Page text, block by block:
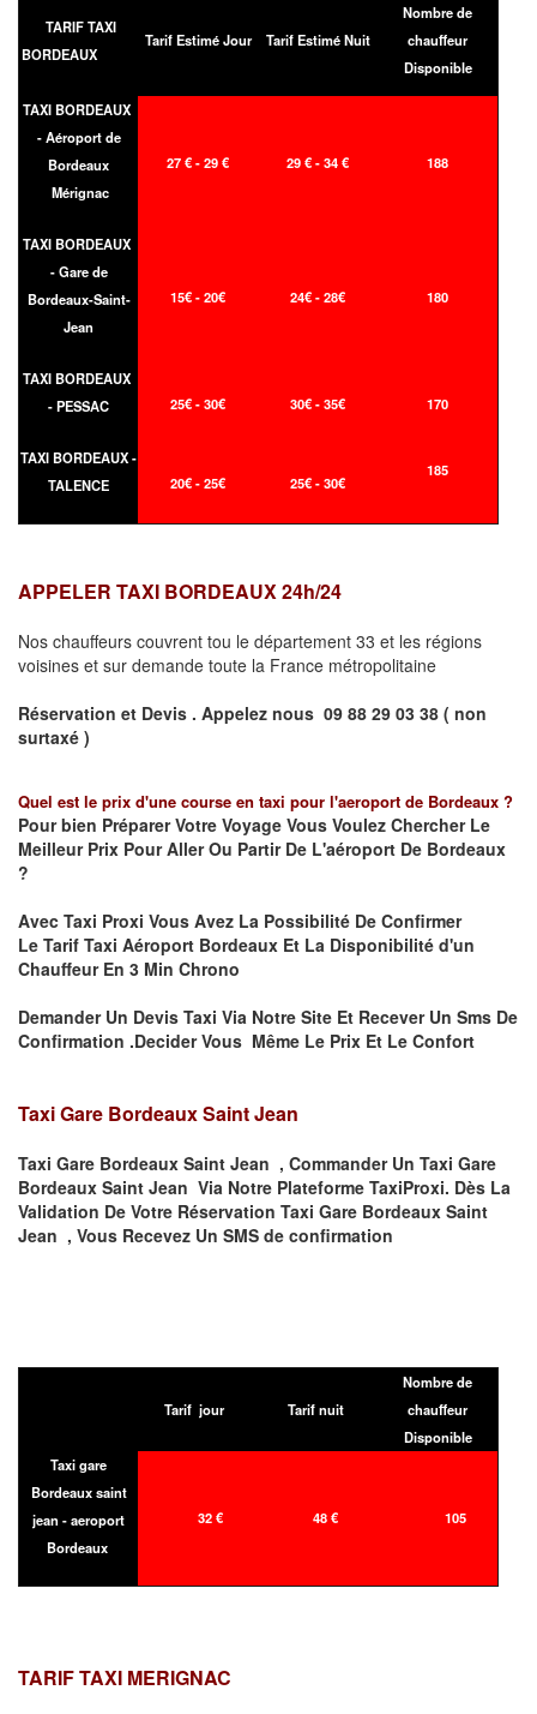
TARIF TAXI
BORDEAUX
Tarif Estimé Jour Tarif Estimé Nuit
Nombre de
chauffeur
Disponible
TAXI BORDEAUX
- Aéroport de
Bordeaux
Mérignac
27 € - 29 € 29 € - 34 € 188
TAXI BORDEAUX
- Gare de
Bordeaux-Saint-
Jean
15€ - 20€ 24€ - 28€ 180
TAXI BORDEAUX
- PESSAC
25€ - 30€ 30€ - 35€ 170
TAXI BORDEAUX -
TALENCE
20€ - 25€ 25€ - 30€
185
APPELER TAXI BORDEAUX 24h/24
Nos chauffeurs couvrent tou le département 33 et les régions
voisines et sur demande toute la France métropolitaine
Réservation et Devis . Appelez nous 09 88 29 03 38 ( non
surtaxé )
Quel est le prix d'une course en taxi pour l'aeroport de Bordeaux ?
Pour bien Préparer Votre Voyage Vous Voulez Chercher Le
Meilleur Prix Pour Aller Ou Partir De L'aéroport De Bordeaux
?
Avec Taxi Proxi Vous Avez La Possibilité De Confirmer
Le Tarif Taxi Aéroport Bordeaux Et La Disponibilité d'un
Chauffeur En 3 Min Chrono
Demander Un Devis Taxi Via Notre Site Et Recever Un Sms De
Confirmation .Decider Vous Même Le Prix Et Le Confort
Taxi Gare Bordeaux Saint Jean
Taxi Gare Bordeaux Saint Jean , Commander Un Taxi Gare
Bordeaux Saint Jean Via Notre Plateforme TaxiProxi. Dès La
Validation De Votre Réservation Taxi Gare Bordeaux Saint
Jean , Vous Recevez Un SMS de confirmation
Tarif jour Tarif nuit
Nombre de
chauffeur
Disponible
Taxi gare
Bordeaux saint
jean - aeroport
Bordeaux
32 € 48 € 105
TARIF TAXI MERIGNAC